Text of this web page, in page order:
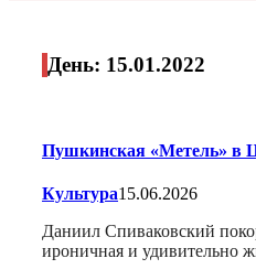
День: 15.01.2022
Пушкинская «Метель» в
Культура15.06.2026
Даниил Спиваковский
ироничная и удивительно